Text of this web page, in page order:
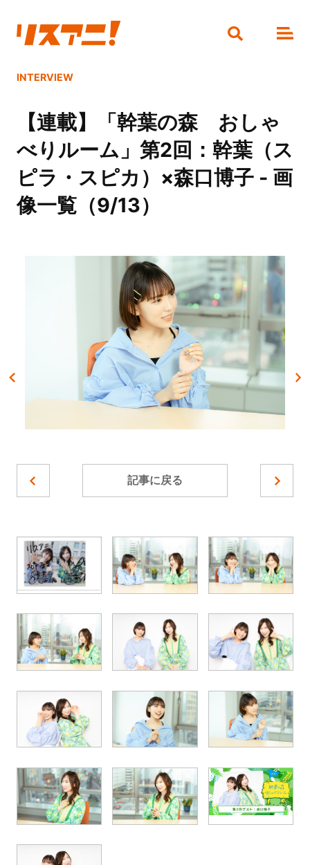
INTERVIEW
【連載】「幹葉の森 おしゃ
べりルーム」第2回：幹葉（ス
ピラ・スピカ）×森口博子 - 画
像一覧（9/13）
記事に戻る